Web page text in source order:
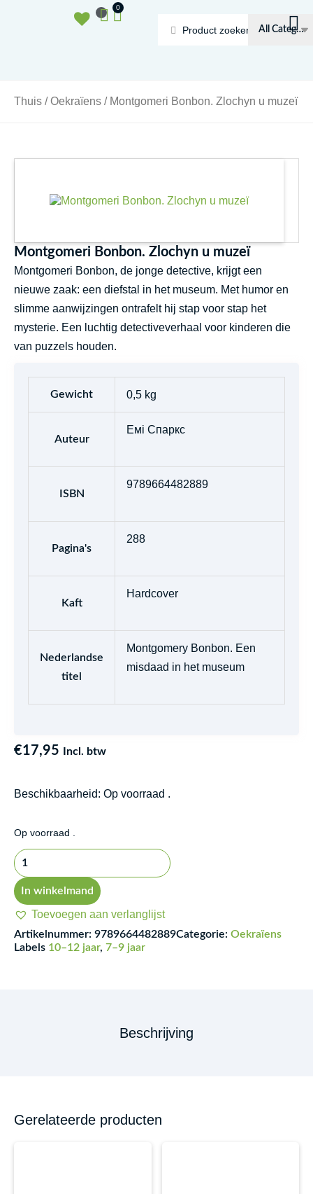
Search
0
Winkelwagen
Thuis /Oekraïens / Montgomerі Bonbon. Zlochyn u muzeї
Montgomerі Bonbon. Zlochyn u muzeї
Montgomerі Bonbon, de jonge detective, krijgt een
nieuwe zaak: een diefstal in het museum. Met humor en
slimme aanwijzingen ontrafelt hij stap voor stap het
mysterie. Een luchtig detectiveverhaal voor kinderen die
van puzzels houden.
Gewicht 0,5 kg
Auteur
Емі Спаркс
ISBN
9789664482889
Pagina's
288
Kaft
Hardcover
Nederlandse
titel
Montgomery Bonbon. Een
misdaad in het museum
€17,95 Incl. btw
Beschikbaarheid: Op voorraad .
Op voorraad .
Montgomerі
Bonbon.
Zlochyn
u
muzeї
In winkelmand
Toevoegen aan verlanglijst
Artikelnummer: 9789664482889Categorie: Oekraïens
Labels 10–12 jaar, 7–9 jaar
Beschrijving
Gerelateerde producten